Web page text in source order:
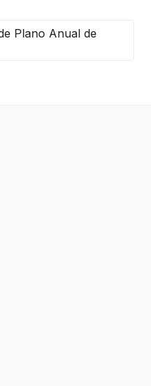
Plano Anual de